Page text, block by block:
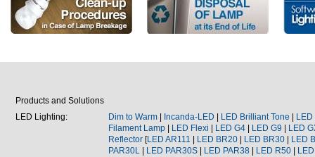
Products and Solutions
LED Lighting:
Dim to Warm Incanda-LED LED Brilliant Tone
Filament Lamp
LED Flexi LED G4 LED G9 LED
Reflector [LED AR111 LED BR20 LED BR30 LED
PAR30L
LED PAR30S LED PAR38 LED R50